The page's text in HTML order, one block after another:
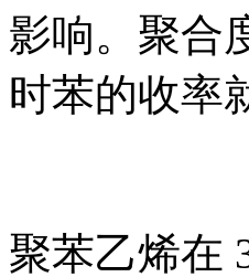
影响。聚合
时苯的收率
聚苯乙烯在